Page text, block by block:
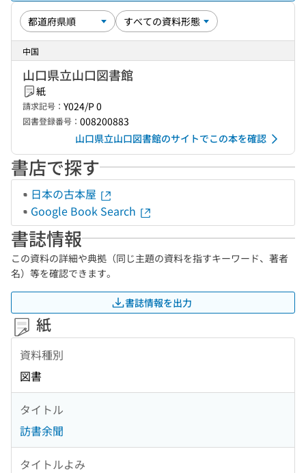
中国
山口県立山口図書館
紙
請求記号： Y024/P 0
図書登録番号： 008200883
山口県立山口図書館のサイトでこの本を確認
書店で探す
日本の古本屋
Google Book Search
書誌情報
この資料の詳細や典拠（同じ主題の資料を指すキーワード、著者
名）等を確認できます。
書誌情報を出力
紙
資料種別
図書
タイトル
訪書余聞
タイトルよみ